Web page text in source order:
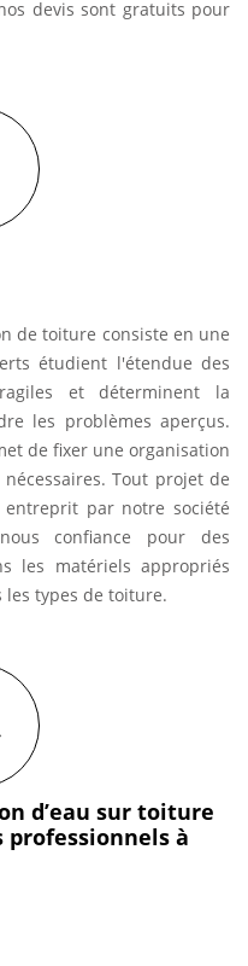
devis sont gratuits pour
de toiture consiste en une
étudient l'étendue des
et déterminent la
les problèmes aperçus.
de fixer une organisation
Tout projet de
par notre société
confiance pour des
les matériels appropriés
types de toiture.
d’eau sur toiture
à